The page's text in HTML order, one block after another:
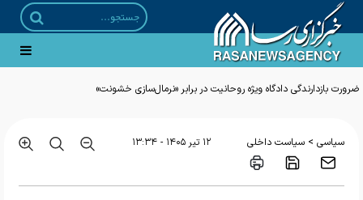
ضرورت بازدارندگی دادگاه ویژه روحانیت در برابر «نرمال‌سازی خشونت»
سیاسی > سیاست داخلی ۱۲ تير ۱۴۰۵ - ۱۳:۳۴